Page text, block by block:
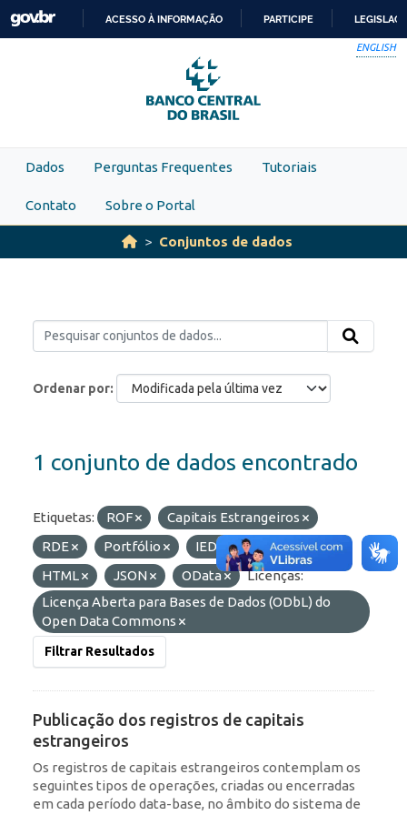
Skip to main content
PARA
O
CONTEÚDO
ACESSO À INFORMAÇÃO PARTICIPE
ENGLISH
Dados Perguntas Frequentes Tutoriais
Contato Sobre o Portal
Conjuntos de dados
Ordenar por
1 conjunto de dados encontrado
Etiquetas: ROF
Capitais Estrangeiros
RDE
Portfólio IED
Formatos:
HTML
JSON OData
Licenças:
Licença Aberta para Bases de Dados (ODbL) do
Open Data Commons
Filtrar Resultados
Publicação dos registros de capitais
estrangeiros
Os registros de capitais estrangeiros contemplam os
seguintes tipos de operações, criadas ou encerradas
em cada período data-base, no âmbito do sistema de